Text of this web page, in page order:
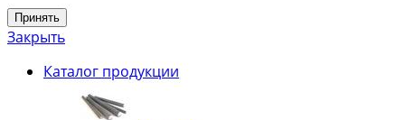
Принять
Закрыть
Каталог продукции